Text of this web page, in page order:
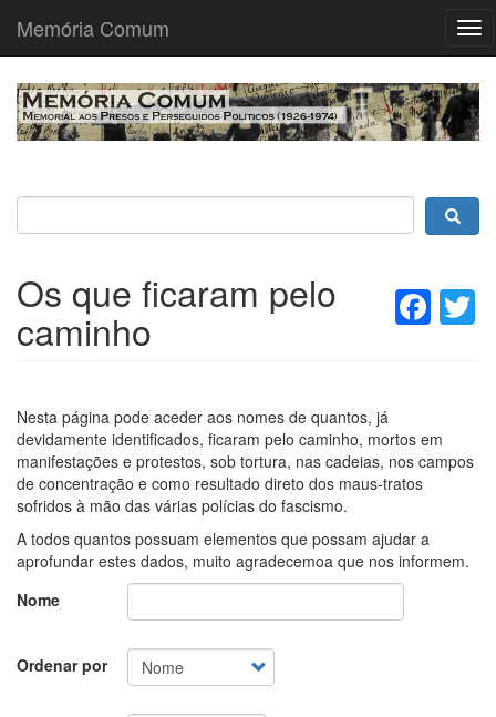
Passar
para
Memória Comum
Os que ficaram pelo
caminho
Nesta página pode aceder aos nomes de quantos, já
devidamente identificados, ficaram pelo caminho, mortos em
manifestações e protestos, sob tortura, nas cadeias, nos campos
de concentração e como resultado direto dos maus-tratos
sofridos à mão das várias polícias do fascismo.
A todos quantos possuam elementos que possam ajudar a
aprofundar estes dados, muito agradecemoa que nos informem.
Nome
Ordenar por